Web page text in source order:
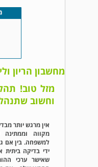
מחשבון הריון
מזל טוב!
וחשוב
אין מרגש יותר
מקווה וממתינה
למשפחה. בין אם
ידי בדיקה